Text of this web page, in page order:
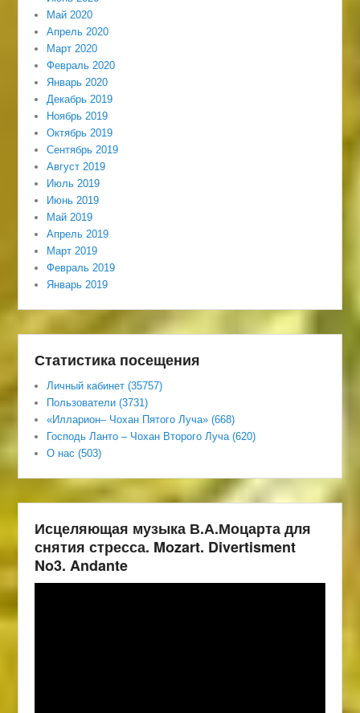
Май 2020
Апрель 2020
Март 2020
Февраль 2020
Январь 2020
Декабрь 2019
Ноябрь 2019
Октябрь 2019
Сентябрь 2019
Август 2019
Июль 2019
Июнь 2019
Май 2019
Апрель 2019
Март 2019
Февраль 2019
Январь 2019
Статистика посещения
Личный кабинет (35757)
Пользователи (3731)
«Илларион– Чохан Пятого Луча» (668)
Господь Ланто – Чохан Второго Луча (620)
О нас (503)
Исцеляющая музыка В.А.Моцарта для
снятия стресса. Mozart. Divertisment
No3. Andante